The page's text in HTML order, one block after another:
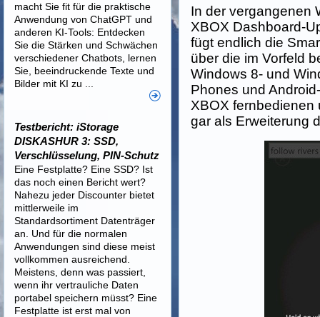
In der vergangenen
XBOX Dashboard-
fügt endlich die
über die im Vorfeld
Windows 8- und
Phones und
XBOX
gar als Erweiterung
macht Sie fit für die praktische
Anwendung von ChatGPT und
anderen KI-Tools: Entdecken
Sie die Stärken und Schwächen
verschiedener Chatbots, lernen
Sie, beeindruckende Texte und
Bilder mit KI zu ...
Testbericht: iStorage
DISKASHUR 3: SSD,
Verschlüsselung, PIN-Schutz
Eine Festplatte? Eine SSD? Ist
das noch einen Bericht wert?
Nahezu jeder Discounter bietet
mittlerweile im
Standardsortiment Datenträger
an. Und für die normalen
Anwendungen sind diese meist
vollkommen ausreichend.
Meistens, denn was passiert,
wenn ihr vertrauliche Daten
portabel speichern müsst? Eine
Festplatte ist erst mal von